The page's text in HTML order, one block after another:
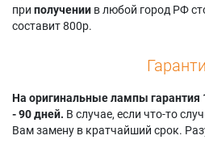
при получении в любой город РФ
составит 800р.
На оригинальные лампы
- 90 дней. В случае, если что-то
Вам замену в кратчайший срок.